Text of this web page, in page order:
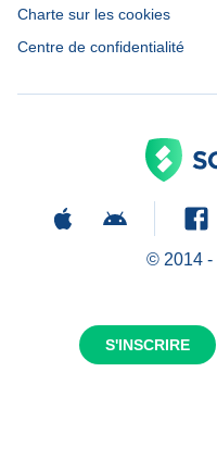
S'INSCRIRE
Charte sur les cookies
Centre de confidentialité
© 2014 -